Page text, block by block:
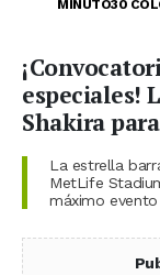
MINUTO30
especiales!
Shakira
La estrella
MetLife
máximo